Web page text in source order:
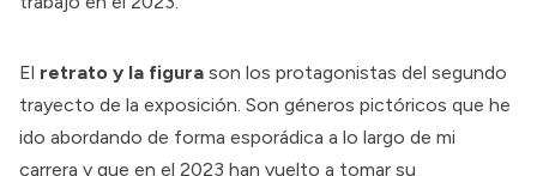
El retrato y la figura son los protagonistas del segundo
trayecto de la exposición. Son géneros pictóricos que he
ido abordando de forma esporádica a lo largo de mi
carrera y que en el 2023 han vuelto a tomar su